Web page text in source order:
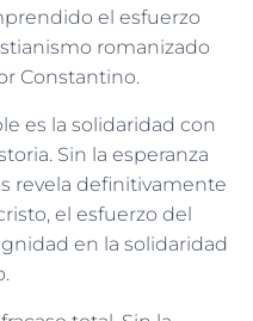
el esfuerzo
romanizado
Constantino.
es la solidaridad con
Sin la esperanza
revela definitivamente
el esfuerzo del
en la solidaridad